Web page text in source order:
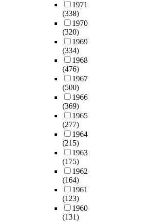
1971
(338)
1970
(320)
1969
(334)
1968
(476)
1967
(500)
1966
(369)
1965
(277)
1964
(215)
1963
(175)
1962
(164)
1961
(123)
1960
(131)